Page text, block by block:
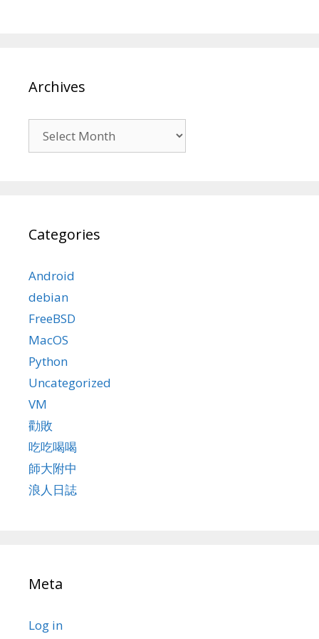
Archives
Categories
Android
debian
FreeBSD
MacOS
Python
Uncategorized
VM
勸敗
吃吃喝喝
師大附中
浪人日誌
Meta
Log in